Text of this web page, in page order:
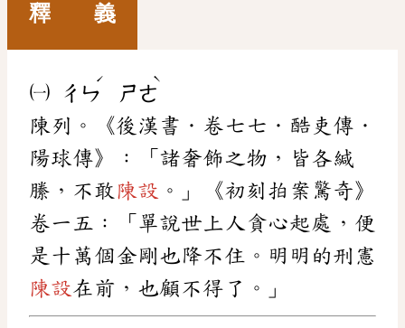
釋 義
㈠ ㄔㄣ
ˊ
ㄕㄜ
ˋ
陳列。《後漢書．卷七七．酷吏傳．
陽球傳》：「諸奢飾之物，皆各緘
縢，不敢 陳設 。」《初刻拍案驚奇》
卷一五：「單說世上人貪心起處，便
是十萬個金剛也降不住。明明的刑憲
陳設在前，也顧不得了。」